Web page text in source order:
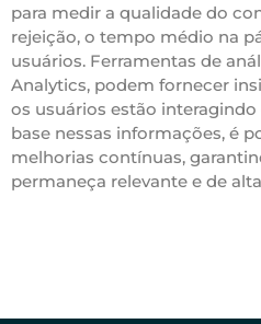
para medir a qualidade do
rejeição, o tempo médio na
usuários. Ferramentas de
Analytics, podem fornecer
os usuários estão
base nessas informações, é
melhorias contínuas,
permaneça relevante e de